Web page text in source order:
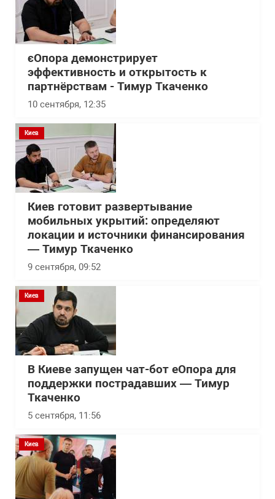
єОпора демонстрирует
эффективность и открытость к
партнёрствам - Тимур Ткаченко
10 сентября, 12:35
Киев
Киев готовит развертывание
мобильных укрытий: определяют
локации и источники финансирования
— Тимур Ткаченко
9 сентября, 09:52
Киев
В Киеве запущен чат-бот еОпора для
поддержки пострадавших — Тимур
Ткаченко
5 сентября, 11:56
Киев